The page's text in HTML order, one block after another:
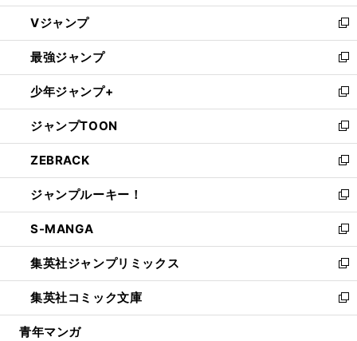
ウ
ィ
ン
ド
ウ
で
開
く
し
い
ウ
ィ
ン
ド
ウ
で
開
く
Vジャンプ
新
し
い
ウ
ィ
ン
ド
ウ
で
開
く
最強ジャンプ
新
し
い
ウ
ィ
ン
ド
ウ
で
開
く
少年ジャンプ+
新
し
い
ウ
ィ
ン
ド
ウ
で
開
く
ジャンプTOON
新
し
い
ウ
ィ
ン
ド
ウ
で
開
く
ZEBRACK
新
し
い
ウ
ィ
ン
ド
ウ
で
開
ジャンプルーキー！
新
し
い
ウ
ィ
ン
ド
ウ
S-MANGA
新
し
い
ウ
ィ
ン
集英社ジャンプリミックス
新
し
い
ウ
集英社コミック文庫
新
し
青年マンガ